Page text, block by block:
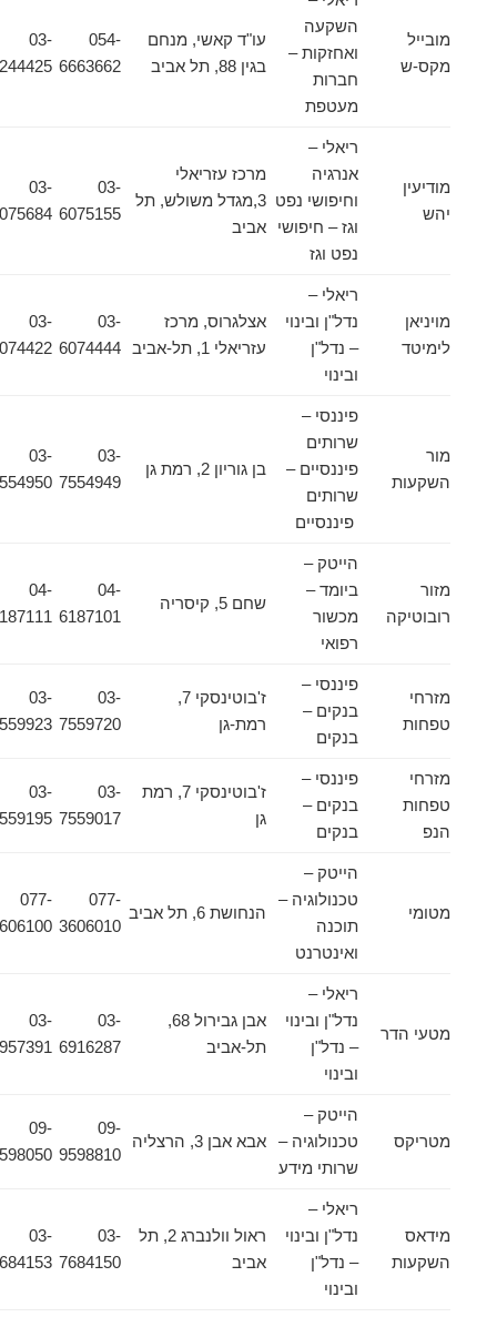
מובייל
מקס-ש
השקעה
ואחזקות –
חברות
מעטפת
עו"ד קאשי, מנחם
054-
6663662
6244425
מודיעין
ריאלי –
אנרגיה
וחיפושי נפט
וגז – חיפושי
נפט וגז
מרכז עזריאלי
3,מגדל משולש, תל
אביב
6075155
6075684
מויניאן
לימיטד
ריאלי –
נדל"ן ובינוי
– נדל"ן
ובינוי
אצלגרוס, מרכז
עזריאלי 1, תל-אביב
6074444
6074422
השקעות
פיננסי –
שרותים
פיננסיים –
שרותים
פיננסיים
בן גוריון 2, רמת גן
7554949
7554950
רובוטיקה
הייטק –
ביומד –
מכשור
רפואי
שחם 5, קיסריה
6187101
6187111
מזרחי
טפחות
פיננסי –
בנקים –
בנקים
ז'בוטינסקי 7,
רמת-גן
7559720
7559923
מזרחי
טפחות
פיננסי –
בנקים –
בנקים
ז'בוטינסקי 7, רמת
03-
7559017
7559195
מטומי
הייטק –
טכנולוגיה –
תוכנה
ואינטרנט
הנחושת 6, תל אביב
077-
3606010
077-
3606100
מטעי הדר
ריאלי –
נדל"ן ובינוי
– נדל"ן
ובינוי
אבן גבירול 68,
תל-אביב
6916287
6957391
מטריקס
הייטק –
טכנולוגיה –
שרותי מידע
אבא אבן 3, הרצליה
9598810
9598050
מידאס
השקעות
ריאלי –
נדל"ן ובינוי
– נדל"ן
ובינוי
ראול וולנברג 2, תל
אביב
03-
7684150
7684153